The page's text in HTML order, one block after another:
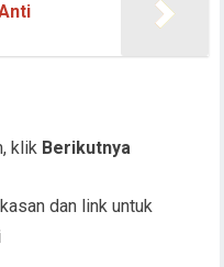
klik Berikutnya
dan link untuk